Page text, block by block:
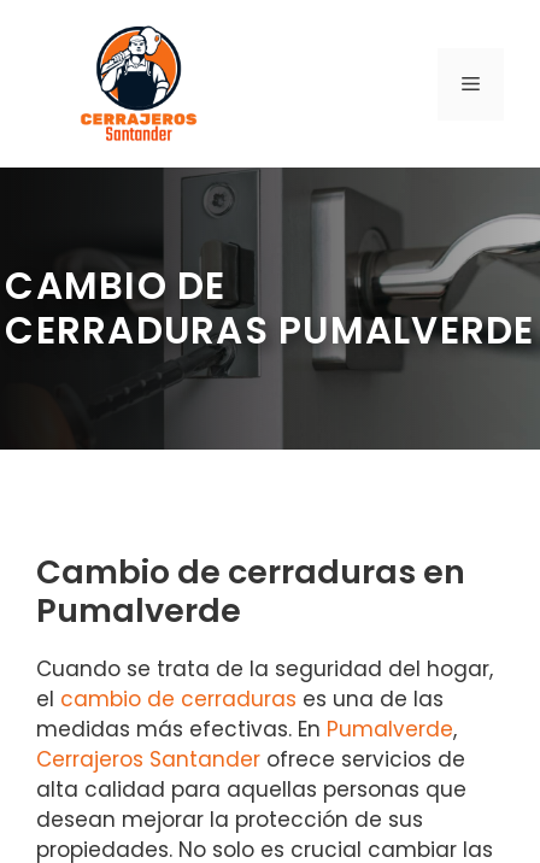
contenido
MENÚ
CAMBIO DE
CERRADURAS PUMALVERDE
Cambio de cerraduras en
Pumalverde
Cuando se trata de la seguridad del hogar,
el cambio de cerraduras es una de las
medidas más efectivas. En Pumalverde,
Cerrajeros Santander ofrece servicios de
alta calidad para aquellas personas que
desean mejorar la protección de sus
propiedades. No solo es crucial cambiar las